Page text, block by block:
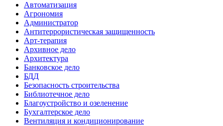
Автоматизация
Агрономия
Администратор
Антитеррористическая защищенность
Арт-терапия
Архивное дело
Архитектура
Банковское дело
БДД
Безопасность строительства
Библиотечное дело
Благоустройство и озеленение
Бухгалтерское дело
Вентиляция и кондиционирование